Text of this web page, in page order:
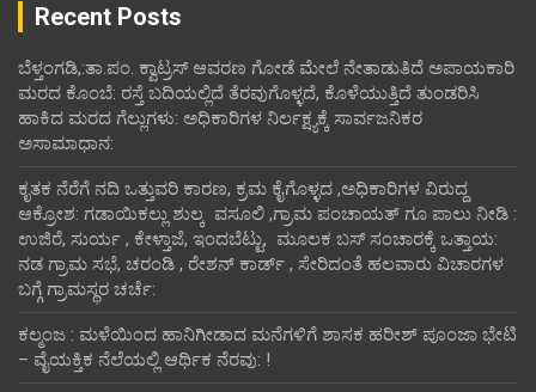
Recent Posts
ಬೆಳ್ತಂಗಡಿ,:ತಾ.ಪಂ‌. ಕ್ವಾಟ್ರಸ್ ಆವರಣ ಗೋಡೆ ಮೇಲೆ ನೇತಾಡುತಿದೆ ಅಪಾಯಕಾರಿ
ಮರದ ಕೊಂಬೆ: ರಸ್ತೆ ಬದಿಯಲ್ಲಿದೆ ತೆರವುಗೊಳ್ಳದೆ, ಕೊಳೆಯುತ್ತಿದೆ ತುಂಡರಿಸಿ
ಹಾಕಿದ ಮರದ ಗೆಲ್ಲುಗಳು: ಅಧಿಕಾರಿಗಳ ನಿರ್ಲಕ್ಷ್ಯಕ್ಕೆ ಸಾರ್ವಜನಿಕರ
ಅಸಾಮಾಧಾನ:
ಕೃತಕ ನೆರೆಗೆ ನದಿ ಒತ್ತುವರಿ ಕಾರಣ, ಕ್ರಮ ಕೈಗೊಳ್ಳದ ,ಅಧಿಕಾರಿಗಳ ವಿರುದ್ದ
ಆಕ್ರೋಶ: ಗಡಾಯಿಕಲ್ಲು ಶುಲ್ಕ ವಸೂಲಿ ,ಗ್ರಾಮ ಪಂಚಾಯತ್ ಗೂ ಪಾಲು ನೀಡಿ :
ಉಜಿರೆ, ಸುರ್ಯ , ಕೇಳ್ತಾಜೆ, ಇಂದಬೆಟ್ಟು, ಮೂಲಕ ಬಸ್ ಸಂಚಾರಕ್ಕೆ ಒತ್ತಾಯ:
ನಡ ಗ್ರಾಮ ಸಭೆ, ಚರಂಡಿ , ರೇಶನ್ ಕಾರ್ಡ್ , ಸೇರಿದಂತೆ ಹಲವಾರು ವಿಚಾರಗಳ
ಬಗ್ಗೆ ಗ್ರಾಮಸ್ಥರ ಚರ್ಚೆ:
ಕಲ್ಮಂಜ : ಮಳೆಯಿಂದ ಹಾನಿಗೀಡಾದ ಮನೆಗಳಿಗೆ ಶಾಸಕ ಹರೀಶ್ ಪೂಂಜಾ ಭೇಟಿ
– ವೈಯಕ್ತಿಕ ನೆಲೆಯಲ್ಲಿ ಆರ್ಥಿಕ‌ ನೆರವು: !